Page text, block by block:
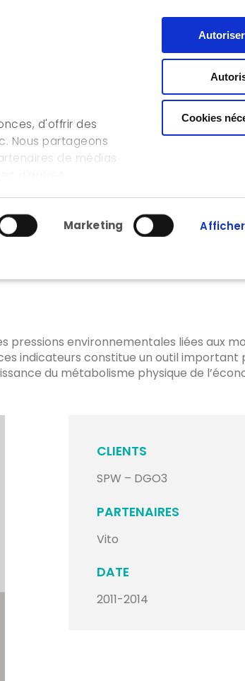
d'offrir des
Nous partageons
de médias
Marketing
Cookies
L’ICEDD
pressions environnementales liées aux
indicateurs constitue un outil important
du métabolisme physique de
CLIENTS
SPW – DGO3
PARTENAIRES
Vito
DATE
2011-2014